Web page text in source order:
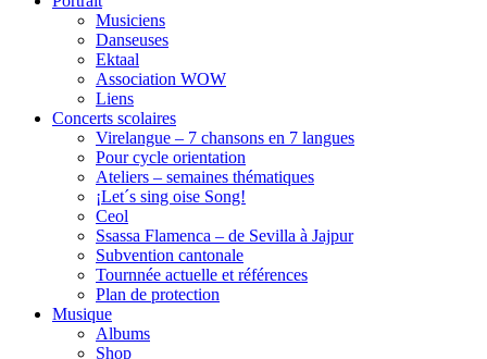
Musiciens
Danseuses
Ektaal
Association WOW
Liens
Concerts scolaires
Virelangue – 7 chansons en 7 langues
Pour cycle orientation
Ateliers – semaines thématiques
¡Let´s sing oise Song!
Ceol
Ssassa Flamenca – de Sevilla à Jajpur
Subvention cantonale
Tournnée actuelle et références
Plan de protection
Musique
Albums
Shop